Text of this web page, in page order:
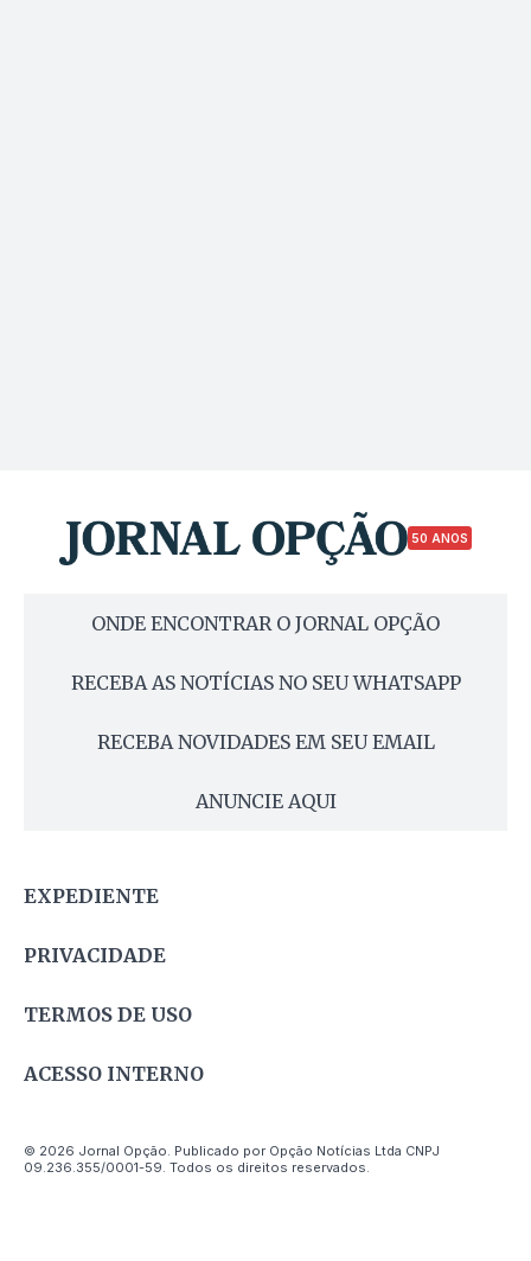
50 ANOS
ONDE ENCONTRAR O JORNAL OPÇÃO
RECEBA AS NOTÍCIAS NO SEU WHATSAPP
RECEBA NOVIDADES EM SEU EMAIL
ANUNCIE AQUI
EXPEDIENTE
PRIVACIDADE
TERMOS DE USO
ACESSO INTERNO
© 2026 Jornal Opção. Publicado por Opção Notícias Ltda CNPJ
09.236.355/0001-59. Todos os direitos reservados.